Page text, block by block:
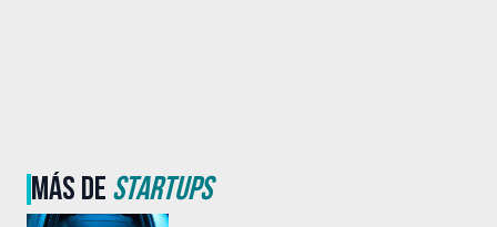
MÁS DESTARTUPS